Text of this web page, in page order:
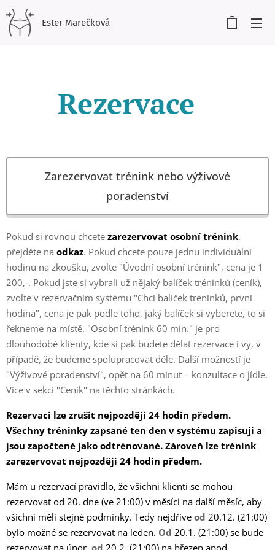
Ester Marečková
Rezervace
Zarezervovat trénink nebo výživové
poradenství
Pokud si rovnou chcetezarezervovat osobní trénink,
přejděte na odkaz. Pokud chcete pouze jednu individuální
hodinu na zkoušku, zvolte "Úvodní osobní trénink", cena je 1
200,-. Pokud jste si vybrali už nějaký balíček tréninků (ceník),
zvolte v rezervačním systému "Chci balíček tréninků, první
hodina", cena je pak podle toho, jaký balíček si vyberete, to si
řekneme na místě. "Osobní trénink 60 min." je pro
dlouhodobé klienty, kde si pak budete dělat rezervace i vy, v
případě, že budeme spolupracovat déle. Další možností je
"Výživové poradenství", opět na 60 minut – konzultace o jídle.
Více v sekci "Ceník" na těchto stránkách.
Rezervaci lze zrušit nejpozději 24 hodin předem.
Všechny tréninky zapsané ten den v systému zapisuji a
jsou započtené jako odtrénované. Zároveň lze trénink
zarezervovat nejpozději 24 hodin předem.
Mám u rezervací pravidlo, že všichni klienti se mohou
rezervovat od 20. dne (ve 21:00) v měsíci na další měsíc, aby
všichni měli stejné podmínky. Tedy nejdříveod 20.12. (21:00)
bylo možné se rezervovat na leden. Od 20.1. (21:00) se bude